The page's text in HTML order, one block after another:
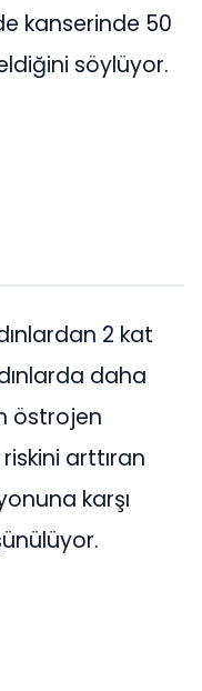
kanserinde 50
söylüyor.
2 kat
daha
östrojen
arttıran
karşı